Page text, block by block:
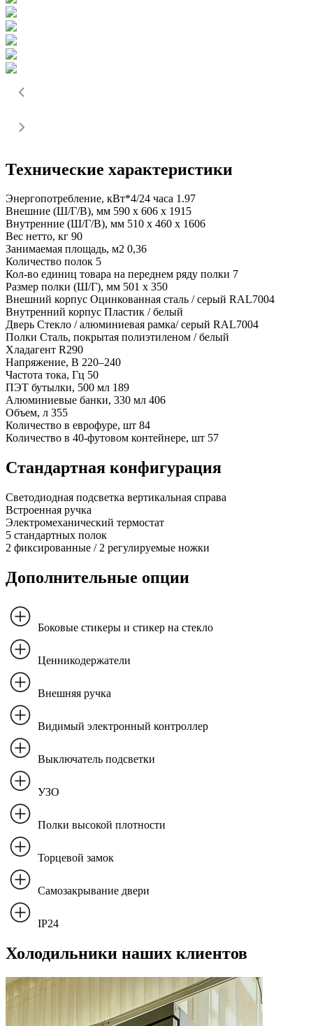
Технические характеристики
Энергопотребление, кВт*4/24 часа 1.97
Внешние (Ш/Г/В), мм 590 x 606 x 1915
Внутренние (Ш/Г/В), мм 510 x 460 x 1606
Вес нетто, кг 90
Занимаемая площадь, м2 0,36
Количество полок 5
Кол-во единиц товара на переднем ряду полки 7
Размер полки (Ш/Г), мм 501 x 350
Внешний корпус Оцинкованная сталь / серый RAL7004
Внутренний корпус Пластик / белый
Дверь Стекло / алюминиевая рамка/ серый RAL7004
Полки Сталь, покрытая полиэтиленом / белый
Хладагент R290
Напряжение, В 220–240
Частота тока, Гц 50
ПЭТ бутылки, 500 мл 189
Алюминиевые банки, 330 мл 406
Объем, л 355
Количество в еврофуре, шт 84
Количество в 40-футовом контейнере, шт 57
Стандартная конфигурация
Светодиодная подсветка вертикальная справа
Встроенная ручка
Электромеханический термостат
5 стандартных полок
2 фиксированные / 2 регулируемые ножки
Дополнительные опции
Боковые стикеры и стикер на стекло
Ценникодержатели
Внешняя ручка
Видимый электронный контроллер
Выключатель подсветки
УЗО
Полки высокой плотности
Торцевой замок
Самозакрывание двери
IP24
Холодильники наших клиентов